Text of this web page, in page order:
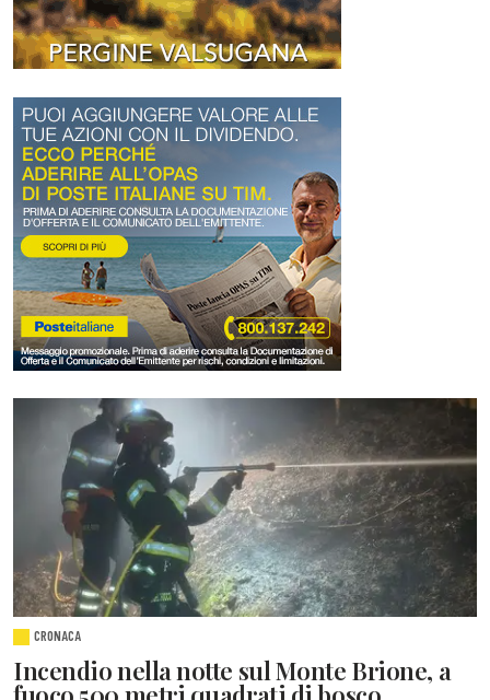
CRONACA
Incendio nella notte sul Monte Brione, a